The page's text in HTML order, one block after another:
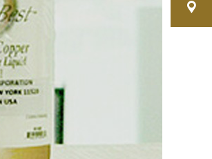
歯科金属アレルギー